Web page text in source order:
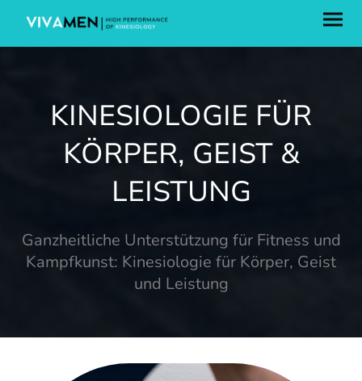
KINESIOLOGIE FÜR
KÖRPER, GEIST &
LEISTUNG
Ganzheitliche Unterstützung für Fitness und
Kampfkunst: Kinesiologie für Körper, Geist
und Leistung